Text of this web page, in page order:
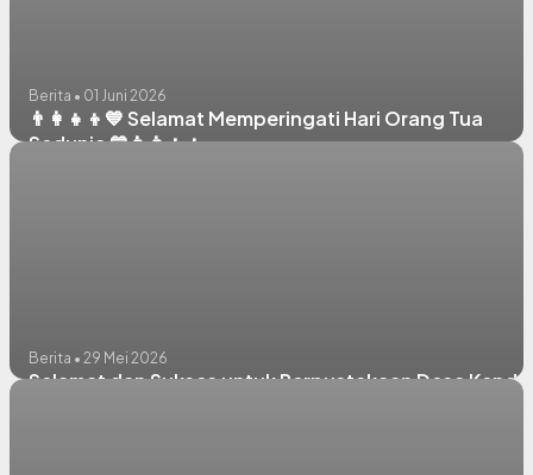
Berita • 01 Juni 2026
👨‍👩‍👧‍👦💙 Selamat Memperingati Hari Orang Tua
Sedunia 💙👨‍👩‍👧‍👦
Berita • 29 Mei 2026
Selamat dan Sukses untuk Perpustakaan Desa Kendal